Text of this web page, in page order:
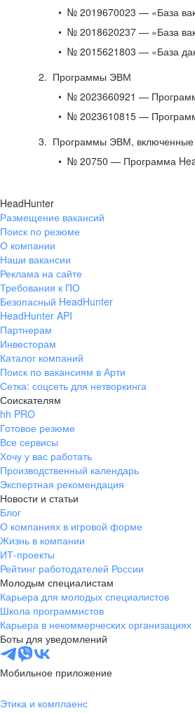
№ 2019670023 — «База
№ 2018620237 — «База
№ 2015621803 — «База
Программы ЭВМ
№ 2023660921 —
№ 2023610815 —
Программы ЭВМ, включенные
№ 20750 — Программа
HeadHunter
Размещение вакансий
Поиск по резюме
О компании
Наши вакансии
Реклама на сайте
Требования к ПО
Безопасный HeadHunter
HeadHunter API
Партнерам
Инвесторам
Каталог компаний
Поиск по вакансиям в Арти
Сетка: соцсеть для нетворкинга
Соискателям
hh PRO
Готовое резюме
Все сервисы
Хочу у вас работать
Производственный календарь
Экспертная рекомендация
Новости и статьи
Блог
О компаниях в игровой форме
Жизнь в компании
ИТ-проекты
Рейтинг работодателей России
Молодым специалистам
Карьера для молодых специалистов
Школа программистов
Карьера в некоммерческих организациях
Боты для уведомлений
Мобильное приложение
Этика и комплаенс